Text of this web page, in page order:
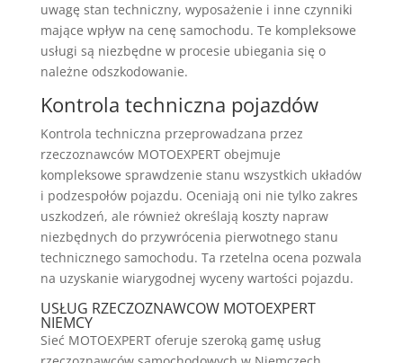
uwagę stan techniczny, wyposażenie i inne czynniki
mające wpływ na cenę samochodu. Te kompleksowe
usługi są niezbędne w procesie ubiegania się o
należne odszkodowanie.
Kontrola techniczna pojazdów
Kontrola techniczna przeprowadzana przez
rzeczoznawców MOTOEXPERT obejmuje
kompleksowe sprawdzenie stanu wszystkich układów
i podzespołów pojazdu. Oceniają oni nie tylko zakres
uszkodzeń, ale również określają koszty napraw
niezbędnych do przywrócenia pierwotnego stanu
technicznego samochodu. Ta rzetelna ocena pozwala
na uzyskanie wiarygodnej wyceny wartości pojazdu.
USŁUG RZECZOZNAWCOW MOTOEXPERT
NIEMCY
Sieć MOTOEXPERT oferuje szeroką gamę usług